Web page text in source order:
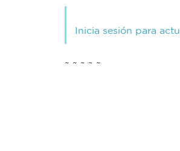
Inicia sesión para
~ ~ ~ ~ ~